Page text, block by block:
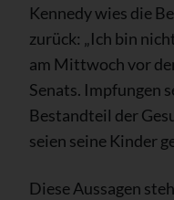
Kennedy wies die
zurück: „Ich bin
am Mittwoch vor
Senats. Impfungen
Bestandteil der
seien seine Kinder
Diese Aussagen